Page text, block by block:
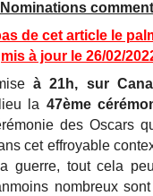
de cet article le
mis à jour le 26/02/
à 21h, sur
la 47ème
des Oscars
cet effroyable
guerre, tout cela
nombreux